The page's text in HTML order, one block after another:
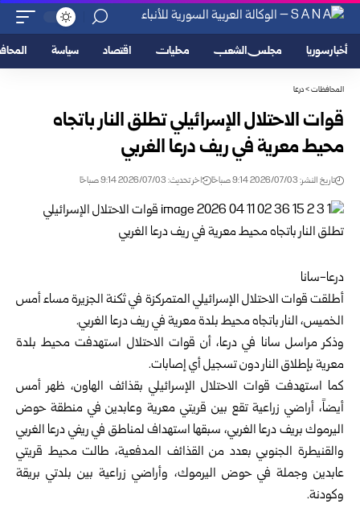
أخبار سوريا مجلس الشعب محليات اقتصاد سياسة
المحافظات>درعا
قوات الاحتلال الإسرائيلي تطلق النار باتجاه
محيط معرية في ريف درعا الغربي
تاريخ النشر: 2026/07/03 9:14 صباحًا اخر تحديث: 2026/07/03 9:14 صباحًا
درعا-سانا ‏
أطلقت قوات الاحتلال الإسرائيلي المتمركزة في ثكنة الجزيرة مساء أمس
الخميس، النار باتجاه ‌‌‏محيط بلدة معرية في ريفدرعا الغربي.‏
وذكر مراسل سانا في درعا، أن قوات الاحتلال استهدفت محيط بلدة
معرية بإطلاق النار دون ‌‌‏تسجيل أي إصابات.‏
كما استهدفت قوات الاحتلال الإسرائيلي بقذائف الهاون، ظهر أمس
أيضاً، أراضي زراعية تقع ‏بين قريتي معرية وعابدين في منطقة حوض
اليرموك بريف درعا الغربي، سبقها استهداف لمناطق في ريفي درعا الغربي
‏والقنيطرة الجنوبي بعدد من القذائف ‏المدفعية، طالت محيط قريتي
‏عابدين وجملة في ‏حوض اليرموك، وأراضي زراعية بين بلدتي بريقة
وكودنة.‏